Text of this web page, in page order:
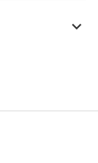
